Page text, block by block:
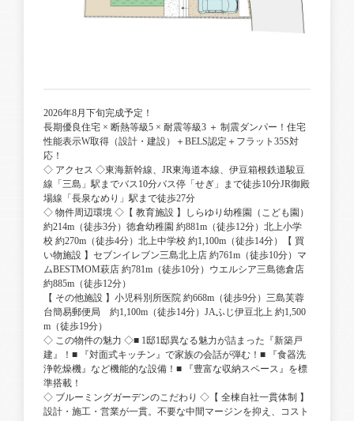
2026年8月下旬完成予定！
長期優良住宅 × 断熱等級5 × 耐震等級3 ＋ 制震ダンパー！住宅
性能表示W取得（設計・建設）＋BELS認定＋フラット35S対
応！
◇ アクセス ◇東海新幹線、JR東海道本線、伊豆箱根鉄道駿豆
線「三島」駅までバス10分バス停「せぎ」まで徒歩10分JR御殿
場線「長泉なめり」駅まで徒歩27分
◇ 物件周辺環境 ◇【 教育施設 】しらゆり幼稚園（こども園）
約214m（徒歩3分）徳倉幼稚園 約881m（徒歩12分）北上小学
校 約270m（徒歩4分）北上中学校 約1,100m（徒歩14分）【 買
い物施設 】セブンイレブン三島北上店 約761m（徒歩10分）マ
ムBESTMOM萩店 約781m（徒歩10分）ウエルシア三島徳倉店
約885m（徒歩12分）
【 その他施設 】小児科別所医院 約668m（徒歩9分）三島芙蓉
台簡易郵便局 約1,100m（徒歩14分）JAふじ伊豆北上 約1,500
m（徒歩19分）
◇ この物件の魅力 ◇■ 1邸1邸異なる魅力が詰まった『新築戸
建』！■ 『対面式キッチン』で家族の会話が弾む！■ 『食器洗
浄乾燥機』など機能的な設備！■ 『豊富な収納スペース』を標
準搭載！
◇ ブルーミングガーデンのこだわり ◇【 全棟自社一貫体制 】
設計・施工・営業が一貫。不要な中間マージンを抑え、コスト